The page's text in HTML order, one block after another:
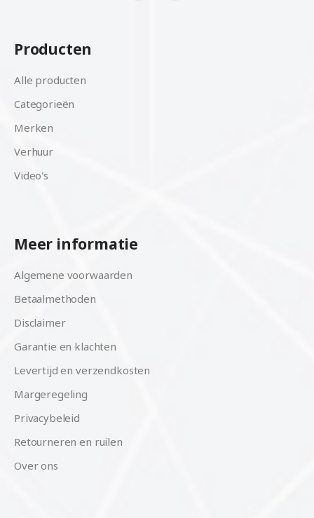
Producten
Alle producten
Categorieën
Merken
Verhuur
Video's
Meer informatie
Algemene voorwaarden
Betaalmethoden
Disclaimer
Garantie en klachten
Levertijd en verzendkosten
Margeregeling
Privacybeleid
Retourneren en ruilen
Over ons